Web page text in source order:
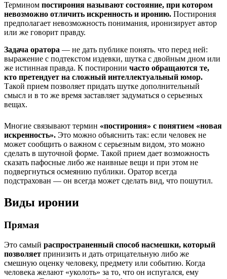
Термином постирония называют состояние, при котором
невозможно отличить искренность и иронию. Постирония
предполагает невозможность понимания, иронизирует автор
или же говорит правду.
Задача оратора — не дать публике понять. что перед ней:
выражение с подтекстом издевки, шутка с двойным дном или
же истинная правда. К постиронии часто обращаются те,
кто претендует на сложный интеллектуальный юмор.
Такой прием позволяет придать шутке дополнительный
смысл и в то же время заставляет задуматься о серьезных
вещах.
Многие связывают термин «постирония» с понятием «новая
искренность». Это можно объяснить так: если человек не
может сообщить о важном с серьезным видом, это можно
сделать в шуточной форме. Такой прием дает возможность
сказать пафосные либо же наивные вещи и при этом не
подвергнуться осмеянию публики. Оратор всегда
подстрахован — он всегда может сделать вид, что пошутил.
Виды иронии
Прямая
Это самый распространенный способ насмешки, который
позволяет принизить и дать отрицательную либо же
смешную оценку человеку, предмету или событию. Когда
человека желают «уколоть» за то, что он испугался, ему